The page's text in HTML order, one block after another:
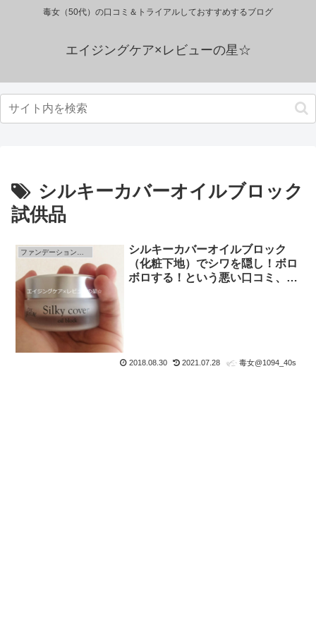
毒女（50代）の口コミ＆トライアルしておすすめするブログ
エイジングケア×レビューの星☆
シルキーカバーオイルブロック
試供品
シルキーカバーオイルブロック
（化粧下地）でシワを隠し！ボロ
ボロする！という悪い口コミ、苦
2018.08.30 2021.07.28 毒女@1094_40s